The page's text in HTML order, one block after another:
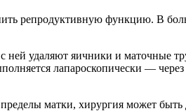
репродуктивную функцию. В
удаляют яичники и маточные
лапароскопически —
матки, хирургия может